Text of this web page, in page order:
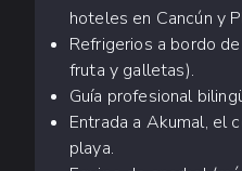
hoteles en Cancún y
Refrigerios a bordo
fruta y galletas).
Guía profesional
Entrada a Akumal, el
playa.